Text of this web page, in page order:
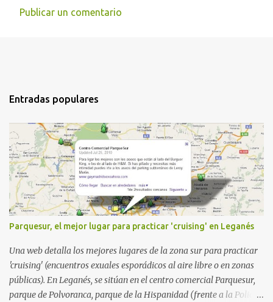
Publicar un comentario
Entradas populares
Parquesur, el mejor lugar para practicar 'cruising' en Leganés
Una web detalla los mejores lugares de la zona sur para practicar
'cruising' (encuentros exuales esporádicos al aire libre o en zonas
públicas). En Leganés, se sitúan en el centro comercial Parquesur,
parque de Polvoranca, parque de la Hispanidad (frente a la Policía